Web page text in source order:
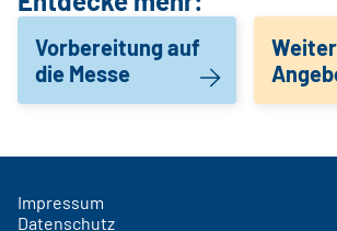
Vorbereitung auf
die Messe
Impressum
Datenschutz